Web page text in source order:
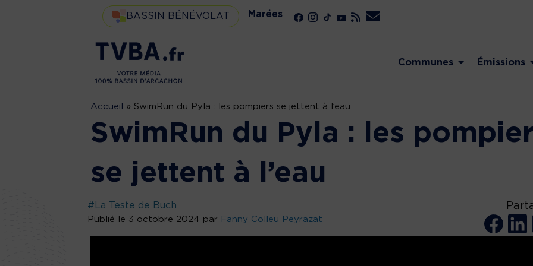
BASSIN BÉNÉVOLAT Marées
Communes Émissions
Accueil » SwimRun du Pyla : les pompiers se jettent à l’eau
SwimRun du Pyla : les
se jettent à l’eau
#La Teste de Buch
Publié le 3 octobre 2024 par Fanny Colleu Peyrazat